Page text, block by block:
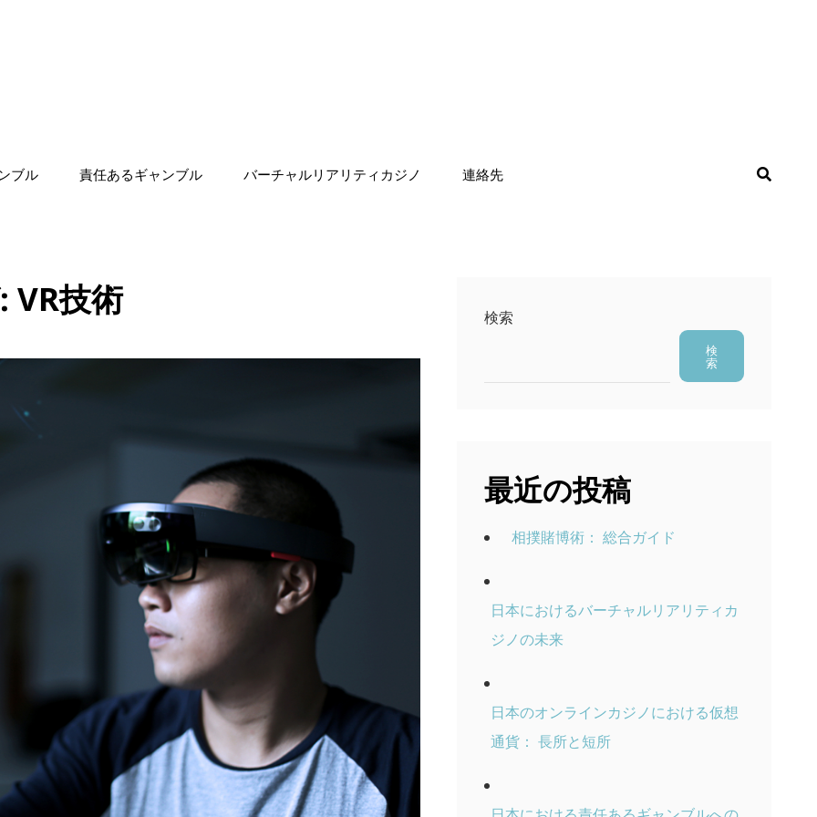
ブル 責任あるギャンブル バーチャルリアリティカジノ 連絡先
VR技術 検索
検
索
最近の投稿
相撲賭博術： 総合ガイド
日本におけるバーチャルリアリティカ
ジノの未来
日本のオンラインカジノにおける仮想
通貨： 長所と短所